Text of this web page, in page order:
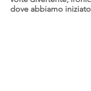
dove abbiamo